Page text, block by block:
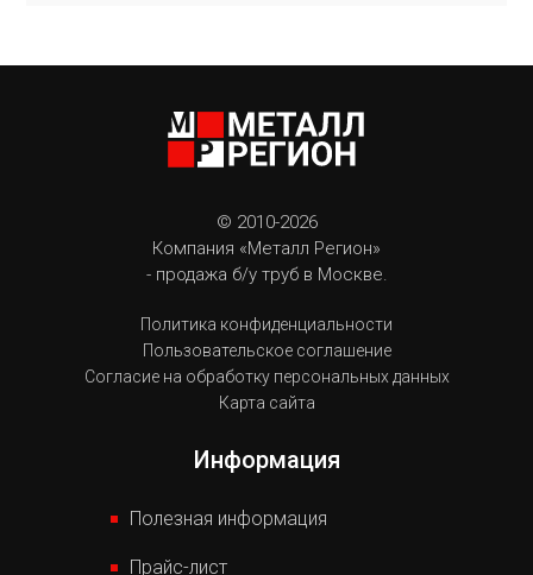
© 2010-2026
Компания «Металл Регион»
- продажа б/у труб в Москве.
Политика конфиденциальности
Пользовательское соглашение
Согласие на обработку персональных данных
Карта сайта
Информация
Полезная информация
Прайс-лист